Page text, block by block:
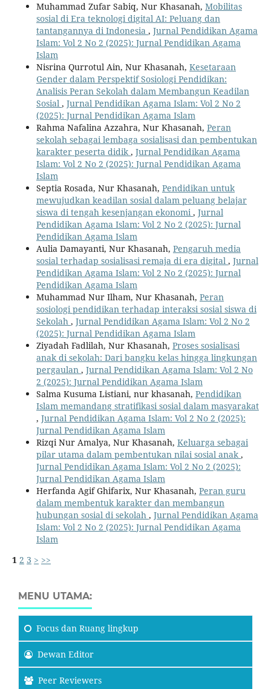
Muhammad Zufar Sabiq, Nur Khasanah, Mobilitas
sosial di Era teknologi digital AI: Peluang dan
tantangannya di Indonesia , Jurnal Pendidikan Agama
Islam: Vol 2 No 2 (2025): Jurnal Pendidikan Agama
Islam
Nisrina Qurrotul Ain, Nur Khasanah, Kesetaraan
Gender dalam Perspektif Sosiologi Pendidikan:
Analisis Peran Sekolah dalam Membangun Keadilan
Sosial , Jurnal Pendidikan Agama Islam: Vol 2 No 2
(2025): Jurnal Pendidikan Agama Islam
Rahma Nafalina Azzahra, Nur Khasanah, Peran
sekolah sebagai lembaga sosialisasi dan pembentukan
karakter peserta didik , Jurnal Pendidikan Agama
Islam: Vol 2 No 2 (2025): Jurnal Pendidikan Agama
Islam
Septia Rosada, Nur Khasanah, Pendidikan untuk
mewujudkan keadilan sosial dalam peluang belajar
siswa di tengah kesenjangan ekonomi, Jurnal
Pendidikan Agama Islam: Vol 2 No 2 (2025): Jurnal
Pendidikan Agama Islam
Aulia Damayanti, Nur Khasanah, Pengaruh media
sosial terhadap sosialisasi remaja di era digital , Jurnal
Pendidikan Agama Islam: Vol 2 No 2 (2025): Jurnal
Pendidikan Agama Islam
Muhammad Nur Ilham, Nur Khasanah, Peran
sosiologi pendidikan terhadap interaksi sosial siswa di
Sekolah , Jurnal Pendidikan Agama Islam: Vol 2 No 2
(2025): Jurnal Pendidikan Agama Islam
Ziyadah Fadlilah, Nur Khasanah, Proses sosialisasi
anak di sekolah: Dari bangku kelas hingga lingkungan
pergaulan , Jurnal Pendidikan Agama Islam: Vol 2 No
2 (2025): Jurnal Pendidikan Agama Islam
Salma Kusuma Listiani, nur khasanah, Pendidikan
Islam memandang stratifikasi sosial dalam masyarakat
, Jurnal Pendidikan Agama Islam: Vol 2 No 2 (2025):
Jurnal Pendidikan Agama Islam
Rizqi Nur Amalya, Nur Khasanah, Keluarga sebagai
pilar utama dalam pembentukan nilai sosial anak ,
Jurnal Pendidikan Agama Islam: Vol 2 No 2 (2025):
Jurnal Pendidikan Agama Islam
Herfanda Agif Ghifarix, Nur Khasanah, Peran guru
dalam membentuk karakter dan membangun
hubungan sosial di sekolah , Jurnal Pendidikan Agama
Islam: Vol 2 No 2 (2025): Jurnal Pendidikan Agama
Islam
1 2 3 > >>
MENU UTAMA:
Focus dan Ruang lingkup
Dewan Editor
Peer Reviewers